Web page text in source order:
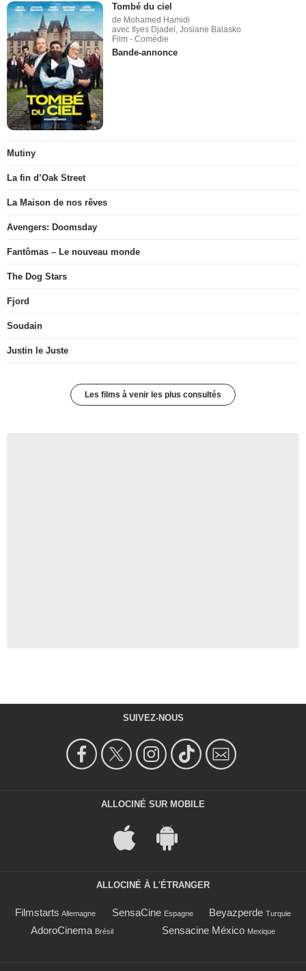
Tombé du ciel
de Mohamed Hamidi
avec Ilyes Djadel, Josiane Balasko
Film - Comédie
Bande-annonce
Mutiny
La fin d’Oak Street
La Maison de nos rêves
Avengers: Doomsday
Fantômas – Le nouveau monde
The Dog Stars
Fjord
Soudain
Justin le Juste
Les films à venir les plus consultés
SUIVEZ-NOUS
ALLOCINÉ SUR MOBILE
ALLOCINÉ À L'ÉTRANGER
Filmstarts Allemagne SensaCine Espagne Beyazperde Turquie
AdoroCinema Brésil Sensacine México Mexique